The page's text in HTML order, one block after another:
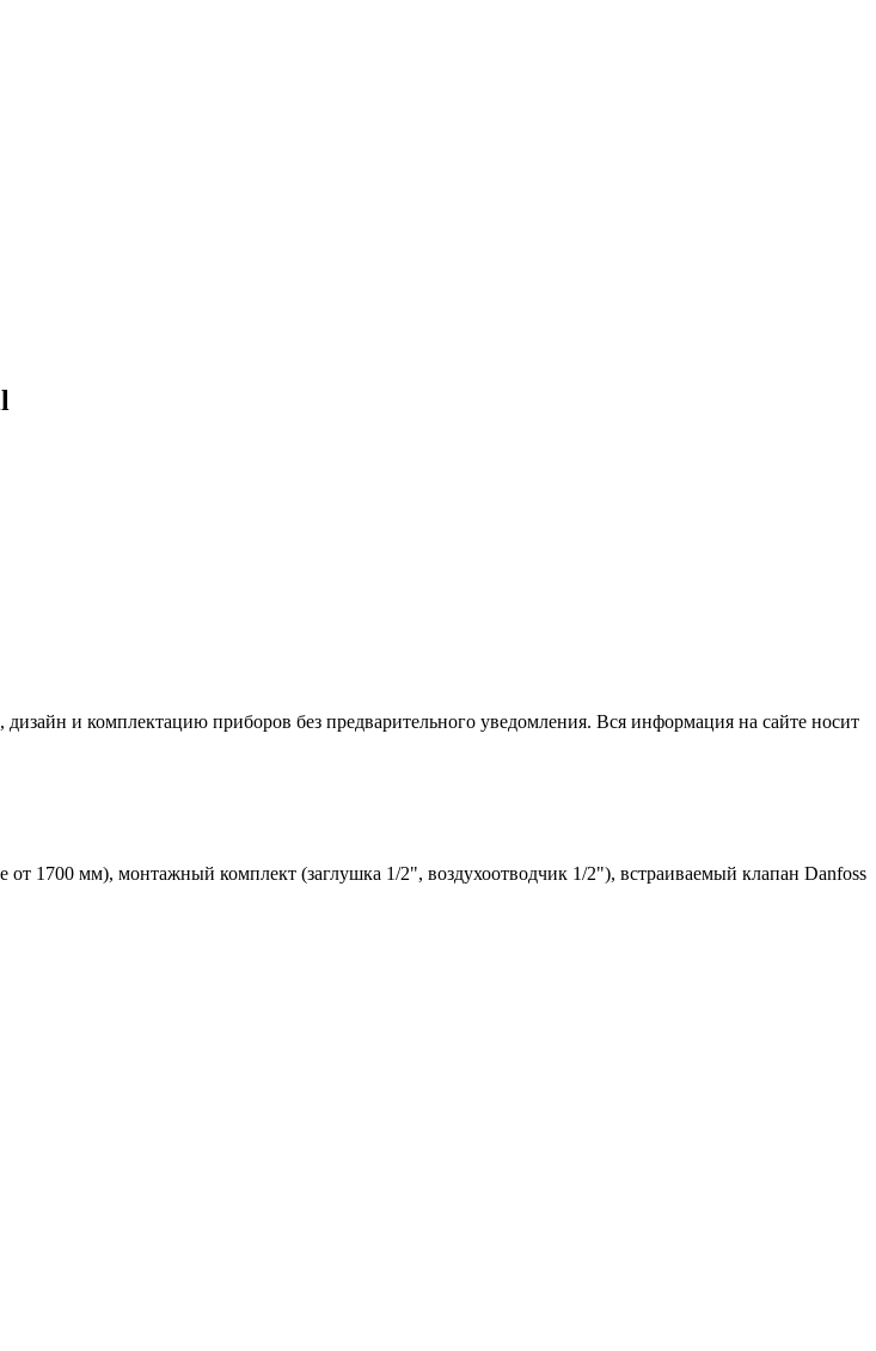
и комплектацию приборов без предварительного уведомления. Вся информация на сайте носит
1700 мм), монтажный комплект (заглушка 1/2", воздухоотводчик 1/2"), встраиваемый клапан Danfoss